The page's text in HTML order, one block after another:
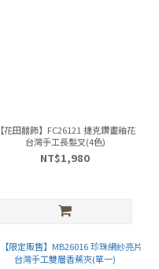
【花田囍飾】FC26121 捷克鑽畫釉花
台灣手工長髮叉(4色)
NT$1,980